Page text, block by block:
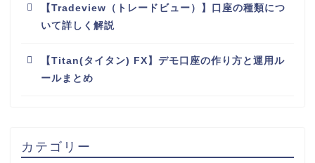
【Tradeview（トレードビュー）】口座の種類につ
いて詳しく解説
【Titan(タイタン) FX】デモ口座の作り方と運用ル
ールまとめ
カテゴリー